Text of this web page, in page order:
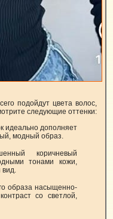
подойдут цвета волос,
следующие оттенки:
идеально дополняет
модный образ.
коричневый
тонами кожи,
вид.
образа насыщенно-
со светлой,